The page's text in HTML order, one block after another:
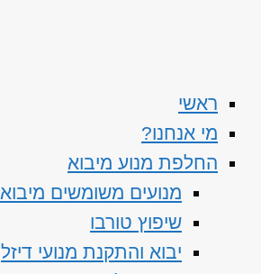
ראשי
מי אנחנו?
החלפת מנוע מיבוא
מנועים משומשים מיבוא
שיפוץ טורבו
יבוא והתקנת מנועי דיזל